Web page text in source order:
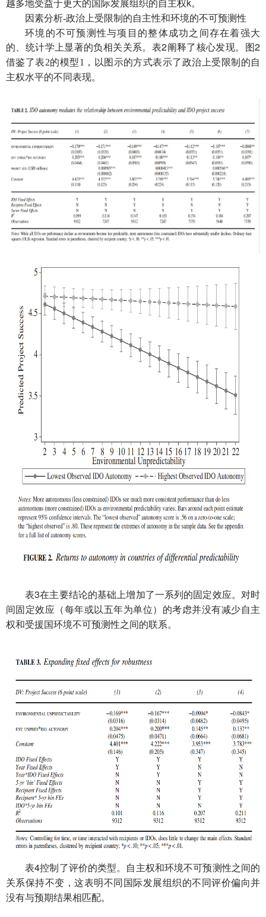
越多地受益于更大的 自主权
。
因素分析-政治上受限制的自主性和环境的不可预测性
环境的不可预测性与项目的整体成功之间存在着强大
的、统计学上显著的负相关关系。表2阐释了核心发现。图2
借鉴了表2的模型1 ，以图示的方式表示了政治上受限制的自
主权水平的不同表现。
表3在主要结论的基础上增加了一系列的固定效应。 对时
间固定效应（每年或以五年为单位） 的考虑并没有减少自主
权和受援国环境不可预测性之间的联系。
表4控制了评价的类型。自主权和环境不可预测性之间的
关系保持不变，这表明不同 国际发展组织的不同评价偏向并
没有与预期结果相匹配。